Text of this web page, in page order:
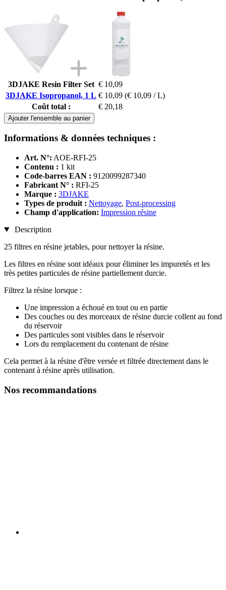
3DJAKE Resin Filter Set € 10,09
3DJAKE Isopropanol, 1 L € 10,09 (€ 10,09 / L)
Coût total :
€ 20,18
Ajouter l'ensemble au panier
Informations & données techniques :
Art. N°: AOE-RFI-25
Contenu : 1 kit
Code-barres EAN : 9120099287340
Fabricant N° : RFI-25
Marque : 3DJAKE
Types de produit : Nettoyage, Post-processing
Champ d'application: Impression résine
Description
25 filtres en résine jetables, pour nettoyer la résine.
Les filtres en résine sont idéaux pour éliminer les impuretés et les
très petites particules de résine partiellement durcie.
Filtrez la résine lorsque :
Une impression a échoué en tout ou en partie
Des couches ou des morceaux de résine durcie collent au fond
du réservoir
Des particules sont visibles dans le réservoir
Lors du remplacement du contenant de résine
Cela permet à la résine d'être versée et filtrée directement dans le
contenant à résine après utilisation.
Nos recommandations